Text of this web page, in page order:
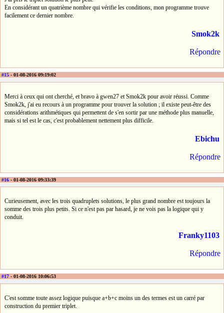
En considérant un quatrième nombre qui vérifie les conditions, mon programme trouve
facilement ce dernier nombre.
Smok2k
Répondre
#15 - 01-08-2016 09:19:02
Merci à ceux qui ont cherché, et bravo à gwen27 et Smok2k pour avoir réussi. Comme
Smok2k, j'ai eu recours à un programme pour trouver la solution ; il existe peut-être des
considérations arithmétiques qui permettent de s'en sortir par une méthode plus manuelle,
mais si tel est le cas, c'est probablement nettement plus difficile.
Ebichu
Répondre
#16 - 01-08-2016 09:33:39
Curieusement, avec les trois quadruplets solutions, le plus grand nombre est toujours la
somme des trois plus petits. Si ce n'est pas par hasard, je ne vois pas la logique qui y
conduit.
Franky1103
Répondre
#17 - 01-08-2016 10:06:53
C'est somme toute assez logique puisque a+b+c moins un des termes est un carré par
construction du premier triplet.